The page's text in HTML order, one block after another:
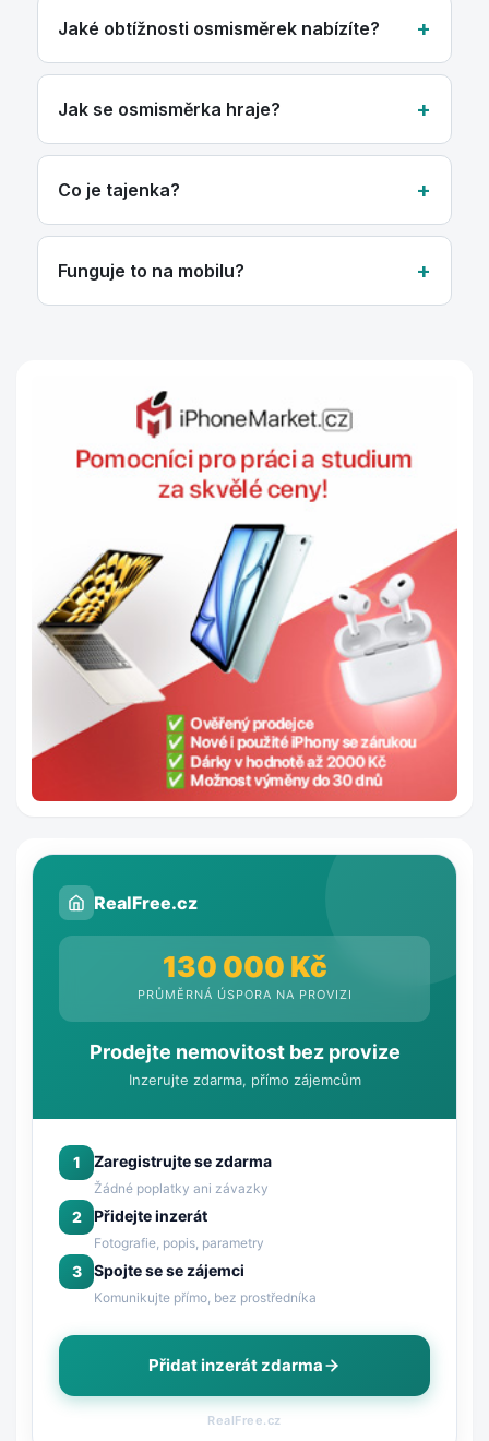
Jaké obtížnosti osmisměrek nabízíte?
Jak se osmisměrka hraje?
Co je tajenka?
Funguje to na mobilu?
RealFree.cz
130 000 Kč
PRŮMĚRNÁ ÚSPORA NA PROVIZI
Prodejte nemovitost bez provize
Inzerujte zdarma, přímo zájemcům
1 Zaregistrujte se zdarma
Žádné poplatky ani závazky
2 Přidejte inzerát
Fotografie, popis, parametry
3 Spojte se se zájemci
Komunikujte přímo, bez prostředníka
Přidat inzerát zdarma
RealFree.cz